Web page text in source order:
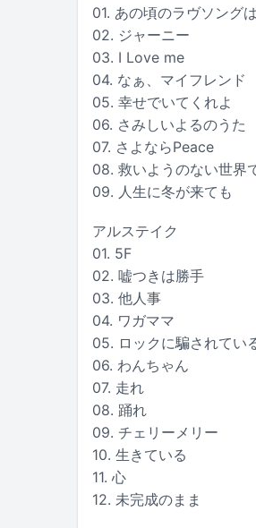
01. あの頃のラヴソング
02. ジャーニー
03. I Love me
04. なぁ、マイフレンド
05. 幸せでいてくれよ
06. さみしいよるのうた
07. さよならPeace
08. 救いようのない世界
09. 人生に冬が来ても
アルステイク
01. 5F
02. 嘘つきは勝手
03. 他人事
04. ワガママ
05. ロックに騙されてい
06. わんちゃん
07. 走れ
08. 踊れ
09. チェリーメリー
10. 生きている
11. 心
12. 未完成のまま